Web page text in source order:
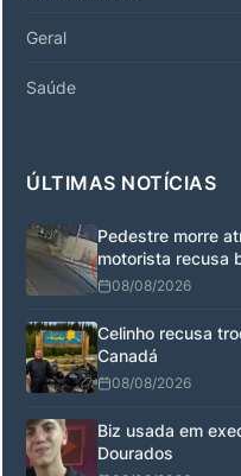
Geral
Saúde
ÚLTIMAS NOTÍCIAS
Pedestre morre
motorista recusa
08/08/2026
Celinho recusa
Canadá
08/08/2026
Biz usada em
Dourados